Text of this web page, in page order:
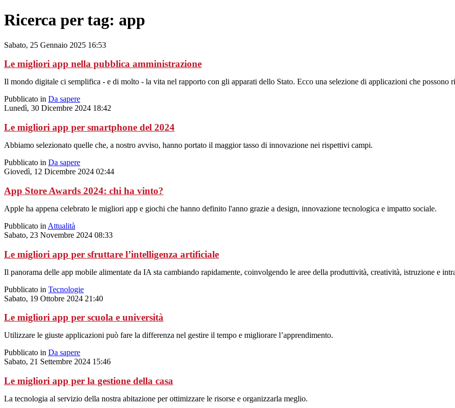
Ricerca per tag: app
Sabato, 25 Gennaio 2025 16:53
Le migliori app nella pubblica amministrazione
Il mondo digitale ci semplifica - e di molto - la vita nel rapporto con gli apparati dello Stato. Ecco una selezione di applicazioni che possono
Pubblicato in Da sapere
Lunedì, 30 Dicembre 2024 18:42
Le migliori app per smartphone del 2024
Abbiamo selezionato quelle che, a nostro avviso, hanno portato il maggior tasso di innovazione nei rispettivi campi.
Pubblicato in Da sapere
Giovedì, 12 Dicembre 2024 02:44
App Store Awards 2024: chi ha vinto?
Apple ha appena celebrato le migliori app e giochi che hanno definito l'anno grazie a design, innovazione tecnologica e impatto sociale.
Pubblicato in Attualità
Sabato, 23 Novembre 2024 08:33
Le migliori app per sfruttare l’intelligenza artificiale
Il panorama delle app mobile alimentate da IA sta cambiando rapidamente, coinvolgendo le aree della produttività, creatività, istruzione e
Pubblicato in Tecnologie
Sabato, 19 Ottobre 2024 21:40
Le migliori app per scuola e università
Utilizzare le giuste applicazioni può fare la differenza nel gestire il tempo e migliorare l’apprendimento.
Pubblicato in Da sapere
Sabato, 21 Settembre 2024 15:46
Le migliori app per la gestione della casa
La tecnologia al servizio della nostra abitazione per ottimizzare le risorse e organizzarla meglio.